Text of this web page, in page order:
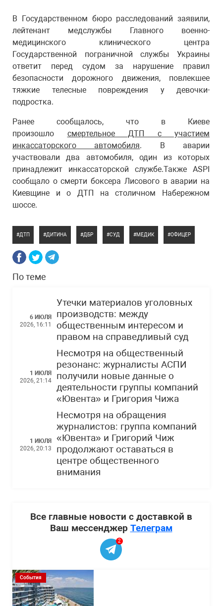
В Государственном бюро расследований заявили,
лейтенант медслужбы Главного военно-
медицинского клинического центра
Государственной пограничной службы Украины
ответит перед судом за нарушение правил
безопасности дорожного движения, повлекшее
тяжкие телесные повреждения у девочки-
подростка.
Ранее сообщалось, что в Киеве
произошло смертельное ДТП с участием
инкассаторского автомобиля. В аварии
участвовали два автомобиля, один из которых
принадлежит инкассаторской службе.Также ASPI
сообщало о смерти боксера Лисового в аварии на
Киевщине и о ДТП на столичном Набережном
шоссе.
ДТП ДИТИНА ДБР СУД МЕДИК ОФИЦЕР
По теме
6 ИЮЛЯ
2026, 16:11
Утечки материалов уголовных
производств: между
общественным интересом и
правом на справедливый суд
1 ИЮЛЯ
2026, 21:14
Несмотря на общественный
резонанс: журналисты АСПИ
получили новые данные о
деятельности группы компаний
«Ювента» и Григория Чижа
1 ИЮЛЯ
2026, 20:13
Несмотря на обращения
журналистов: группа компаний
«Ювента» и Григорий Чиж
продолжают оставаться в
центре общественного
внимания
Все главные новости с доставкой в
Ваш мессенджер Телеграм
2
События